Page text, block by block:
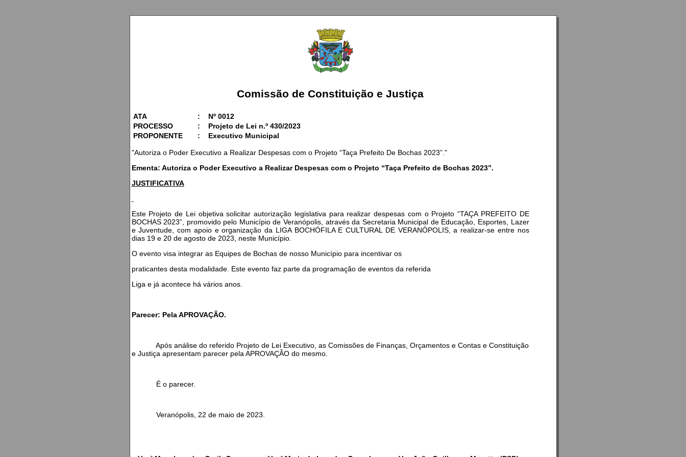
Comissão de Constituição e Justiça
ATA :
Nº 0012
PROCESSO
:
Projeto de Lei n.º 430/2023
PROPONENTE
: Executivo Municipal
"Autoriza o Poder Executivo a Realizar Despesas com o Projeto “Taça Prefeito De Bochas 2023”."
Ementa: Autoriza o Poder Executivo a Realizar Despesas com o Projeto “Taça Prefeito de Bochas 2023”.
JUSTIFICATIVA
Este Projeto de Lei objetiva solicitar autorização legislativa para realizar despesas com o Projeto “TAÇA PREFEITO DE
BOCHAS 2023”, promovido pelo Município de Veranópolis, através da Secretaria Municipal de Educação, Esportes, Lazer
e Juventude, com apoio e organização da LIGA BOCHÓFILA E CULTURAL DE VERANÓPOLIS, a realizar-se entre nos
dias 19 e 20 de agosto de 2023, neste Município.
O evento visa integrar as Equipes de Bochas de nosso Município para incentivar os
praticantes desta modalidade. Este evento faz parte da programação de eventos da referida
Liga e já acontece há vários anos.
Parecer: Pela APROVAÇÃO.
Após análise do referido Projeto de Lei Executivo, as Comissões de Finanças, Orçamentos e Contas e Constituição
e Justiça apresentam parecer pela APROVAÇÃO do mesmo.
É o parecer.
Veranópolis, 22 de maio de 2023.